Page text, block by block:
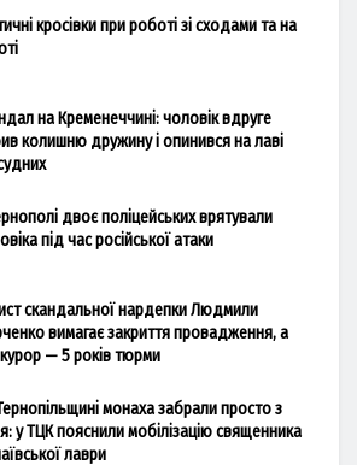
кросівки при роботі зі сходами та на
на Кременеччині: чоловік вдруге
колишню дружину і опинився на лаві
двоє поліцейських врятували
під час російської атаки
скандальної нардепки Людмили
вимагає закриття провадження, а
— 5 років тюрми
монаха забрали просто з
у ТЦК пояснили мобілізацію священника
лаври